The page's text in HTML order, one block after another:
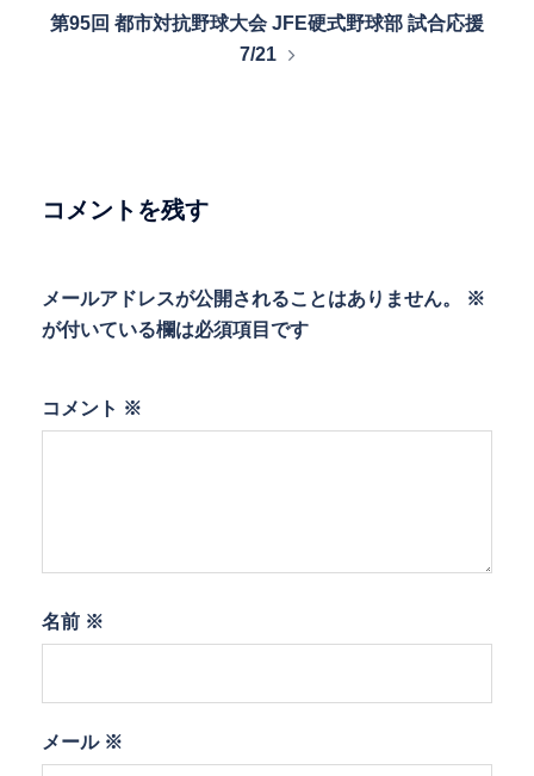
ン
第95回 都市対抗野球大会 JFE硬式野球部 試合応援
7/21
コメントを残す
メールアドレスが公開されることはありません。
※
が付いている欄は必須項目です
コメント ※
名前 ※
メール ※